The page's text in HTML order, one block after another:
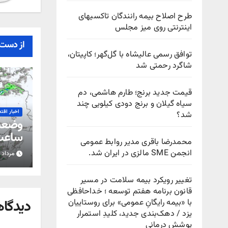
طرح اصلاح بیمه رانندگان تاکسیهای
اینترنتی روی میز مجلس
توافق رسمی عالیشاه با گل‌گهر؛ کاپیتان،
شاگرد رحمتی شد
قیمت جدید برنج؛ طارم هاشمی، دم
سیاه گیلان و برنج دودی کیلویی چند
شد؟
محمدرضا باقری مدیر روابط عمومی
انجمن SME مالزی در ایران شد.
تغییر رویکرد بیمه سلامت در مسیر
قانون برنامه هفتم توسعه ؛ خداحافظی
با «بیمه رایگانِ عمومی» برای روستاییان
یزد / دهک‌بندی جدید، کلیدِ استمرار
پوشش درمانی
از
اخبار
مرداد ۱۵, ۱۴۰۵